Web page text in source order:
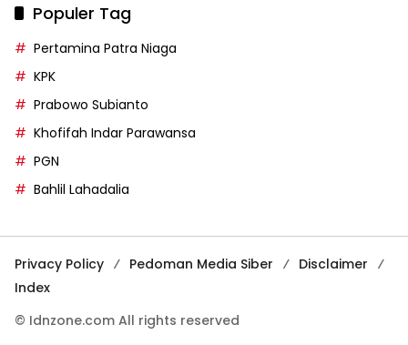
Populer Tag
Pertamina Patra Niaga
KPK
Prabowo Subianto
Khofifah Indar Parawansa
PGN
Bahlil Lahadalia
Privacy Policy Pedoman Media Siber
Disclaimer
Index
© Idnzone.com All rights reserved